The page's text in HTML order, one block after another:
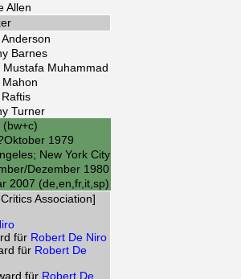
Allen
Barnes
Mustafa Muhammad
Mahon
Turner
(bw+c)
1979
New York City
Dezember 1980
2007 (de,en,fr,it,sp)
Association]
für Robert De Niro
für Robert De
für Robert De